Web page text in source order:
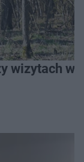
wizytach w